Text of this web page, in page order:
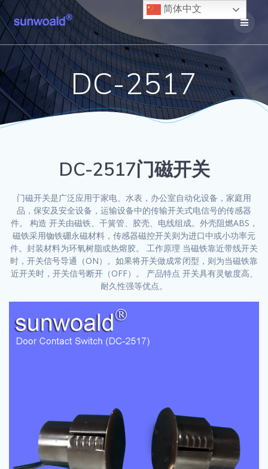
Skip
DC-2517
DC-2517门磁开关
门磁开关是广泛应用于家电、水表，办公室自动化设备，家庭用
品，保安及安全设备，运输设备中的传输开关式电信号的传感器
件。 构造 开关由磁铁、干簧管、胶壳、电线组成。外壳阻燃ABS，
磁铁采用铷铁硼永磁材料，传感器磁控开关则为进口中或小功率元
件。封装材料为环氧树脂或热熔胶。 工作原理 当磁铁靠近带线开关
时，开关信号导通（ON）。如果将开关做成常闭型，则为当磁铁靠
近开关时，开关信号断开（OFF）。 产品特点 开关具有灵敏度高、
耐久性强等优点。
简体中文